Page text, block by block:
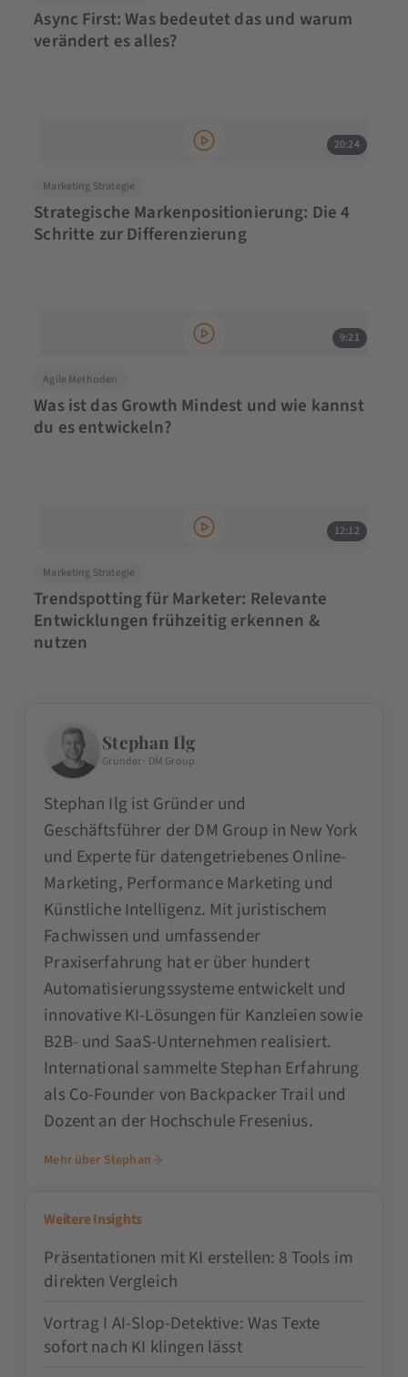
Async First: Was bedeutet das und warum
verändert es alles?
20:24
Marketing Strategie
Strategische Markenpositionierung: Die 4
Schritte zur Differenzierung
9:21
Agile Methoden
Was ist das Growth Mindest und wie kannst
du es entwickeln?
12:12
Marketing Strategie
Trendspotting für Marketer: Relevante
Entwicklungen frühzeitig erkennen &
nutzen
Stephan Ilg
Gründer · DM Group
Stephan Ilg ist Gründer und
Geschäftsführer der DM Group in New York
und Experte für datengetriebenes Online-
Marketing, Performance Marketing und
Künstliche Intelligenz. Mit juristischem
Fachwissen und umfassender
Praxiserfahrung hat er über hundert
Automatisierungssysteme entwickelt und
innovative KI-Lösungen für Kanzleien sowie
B2B- und SaaS-Unternehmen realisiert.
International sammelte Stephan Erfahrung
als Co-Founder von Backpacker Trail und
Dozent an der Hochschule Fresenius.
Mehr über Stephan
Weitere Insights
Präsentationen mit KI erstellen: 8 Tools im
direkten Vergleich
Vortrag I AI-Slop-Detektive: Was Texte
sofort nach KI klingen lässt